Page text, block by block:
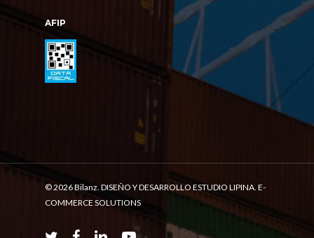
AFIP
© 2026 Bilanz. DISEÑO Y DESARROLLO ESTUDIO LIPINA. E-
COMMERCE SOLUTIONS
twitter facebooklinkedinyoutube